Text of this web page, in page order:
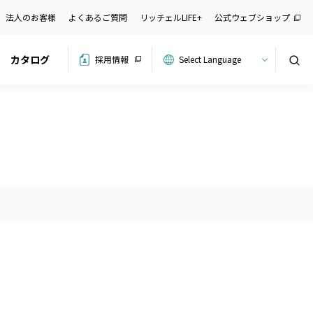
法人のお客様 よくあるご質問 リッチェルLIFE+ 公式ウェブショップ
カタログ 採用情報